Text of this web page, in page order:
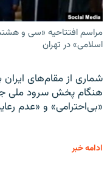
مراسم افتتاحیه «سی و
اسلامی» در تهران
شماری از مقام‌های ایران
هنگام پخش سرود ملی
«بی‌احترامی» و «عدم
ادامه خبر